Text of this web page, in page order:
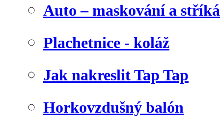
Auto – maskování a
Plachetnice - koláž
Jak nakreslit Tap Tap
Horkovzdušný balón